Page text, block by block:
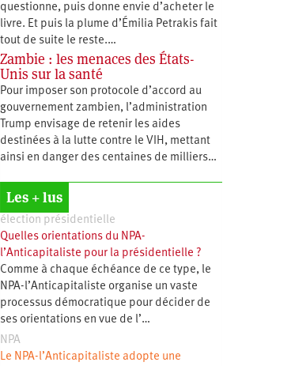
questionne, puis donne envie d’acheter le
livre. Et puis la plume d’Émilia Petrakis fait
tout de suite le reste.…
Zambie : les menaces des États-
Unis sur la santé
Pour imposer son protocole d’accord au
gouvernement zambien, l’administration
Trump envisage de retenir les aides
destinées à la lutte contre le VIH, mettant
ainsi en danger des centaines de milliers…
Les + lus
élection présidentielle
Quelles orientations du NPA-
l’Anticapitaliste pour la présidentielle ?
Comme à chaque échéance de ce type, le
NPA-l’Anticapitaliste organise un vaste
processus démocratique pour décider de
ses orientations en vue de l’…
NPA
Le NPA-l’Anticapitaliste adopte une